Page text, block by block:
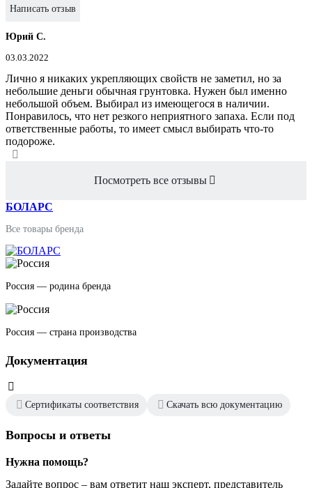
Написать отзыв
Юрий С.
03.03.2022
Лично я никаких укрепляющих свойств не заметил, но за
небольшие деньги обычная грунтовка. Нужен был именно
небольшой объем. Выбирал из имеющегося в наличии.
Понравилось, что нет резкого неприятного запаха. Если под
ответственные работы, то имеет смысл выбирать что-то
подороже.
Посмотреть все отзывы
БОЛАРС
Все товары бренда
Россия — родина бренда
Россия — страна производства
Документация
Сертификаты соответствия Скачать всю документацию
Вопросы и ответы
Нужна помощь?
Задайте вопрос – вам ответит наш эксперт, представитель